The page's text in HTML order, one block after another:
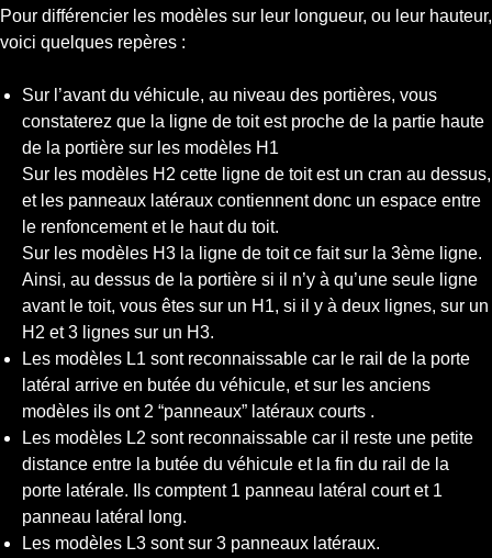
Pour différencier les modèles sur leur longueur, ou leur hauteur,
voici quelques repères :
Sur l’avant du véhicule, au niveau des portières, vous
constaterez que la ligne de toit est proche de la partie haute
de la portière sur les modèles H1
Sur les modèles H2 cette ligne de toit est un cran au dessus,
et les panneaux latéraux contiennent donc un espace entre
le renfoncement et le haut du toit.
Sur les modèles H3 la ligne de toit ce fait sur la 3ème ligne.
Ainsi, au dessus de la portière si il n’y à qu’une seule ligne
avant le toit, vous êtes sur un H1, si il y à deux lignes, sur un
H2 et 3 lignes sur un H3.
Les modèles L1 sont reconnaissable car le rail de la porte
latéral arrive en butée du véhicule, et sur les anciens
modèles ils ont 2 “panneaux” latéraux courts .
Les modèles L2 sont reconnaissable car il reste une petite
distance entre la butée du véhicule et la fin du rail de la
porte latérale. Ils comptent 1 panneau latéral court et 1
panneau latéral long.
Les modèles L3 sont sur 3 panneaux latéraux.